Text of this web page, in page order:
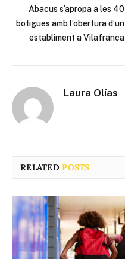
Abacus s’apropa a les 40
botigues amb l’obertura d’un
establiment a Vilafranca
Laura Olías
RELATEDPOSTS